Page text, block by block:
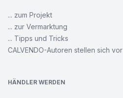
... zum Projekt
... zur Vermarktung
... Tipps und Tricks
CALVENDO-Autoren stellen sich vor
HÄNDLER WERDEN